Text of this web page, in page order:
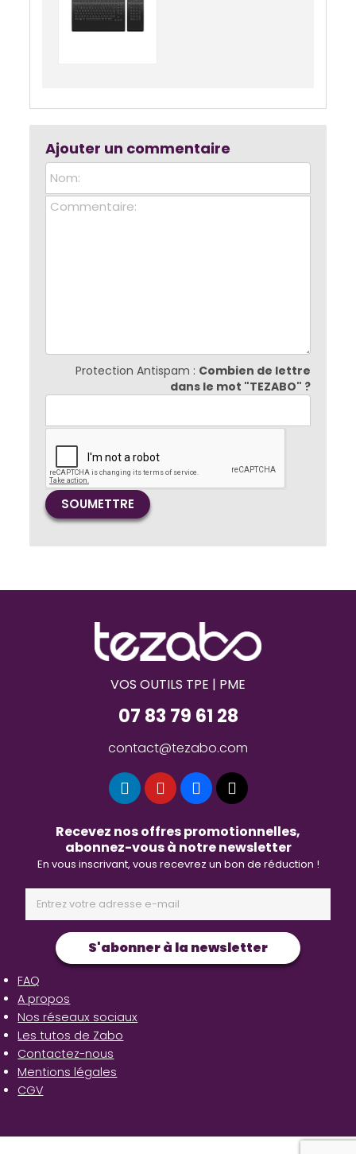
Ajouter un commentaire
Protection Antispam : Combien de lettre
dans le mot "TEZABO" ?
VOS OUTILS TPE | PME
07 83 79 61 28
contact@tezabo.com
Recevez nos offres promotionnelles,
abonnez-vous à notre newsletter
En vous inscrivant, vous recevrez un bon de réduction !
S'abonner à la newsletter
FAQ
A propos
Nos réseaux sociaux
Les tutos de Zabo
Contactez-nous
Mentions légales
CGV